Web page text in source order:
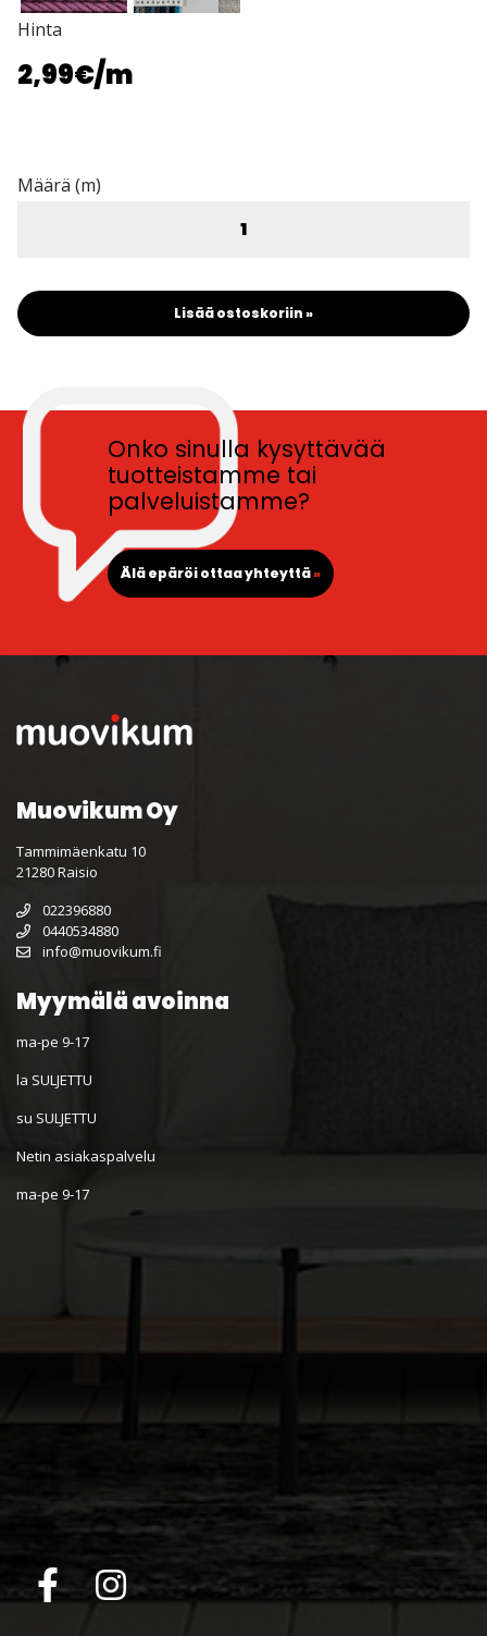
Hinta
2,99€/m
Määrä (m)
Lisää ostoskoriin »
Onko sinulla kysyttävää
tuotteistamme tai
palveluistamme?
Älä epäröi ottaa yhteyttä»
Muovikum Oy
Tammimäenkatu 10
21280 Raisio
022396880
0440534880
info@muovikum.fi
Myymälä avoinna
ma-pe 9-17
la SULJETTU
su SULJETTU
Netin asiakaspalvelu
ma-pe 9-17